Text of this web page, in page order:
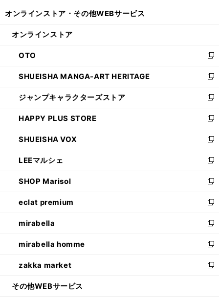
開
ン
ウ
で
開
く
ウ
ン
ド
ウ
で
開
く
オンラインストア・ その他WEBサービス
オンラインストア
OTO
新
し
い
ウ
ィ
ン
ド
ウ
で
開
く
SHUEISHA MANGA-ART HERITAGE
新
し
い
ウ
ィ
ン
ド
ウ
で
開
く
ジャンプキャラクターズストア
新
し
い
ウ
ィ
ン
ド
ウ
で
開
く
HAPPY PLUS STORE
新
し
い
ウ
ィ
ン
ド
ウ
で
開
く
SHUEISHA VOX
新
し
い
ウ
ィ
ン
ド
ウ
で
開
く
LEEマルシェ
新
し
い
ウ
ィ
ン
ド
ウ
で
開
く
SHOP Marisol
新
し
い
ウ
ィ
ン
ド
ウ
で
開
eclat premium
新
し
い
ウ
ィ
ン
ド
ウ
開
mirabella
新
し
い
ウ
ィ
ン
ウ
mirabella homme
新
し
い
ウ
zakka market
新
し
その他WEBサービス